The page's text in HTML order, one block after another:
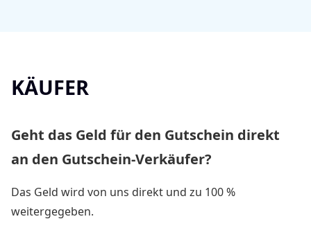
KÄUFER
Geht das Geld für den Gutschein direkt
an den Gutschein-Verkäufer?
Das Geld wird von uns direkt und zu 100 %
weitergegeben.